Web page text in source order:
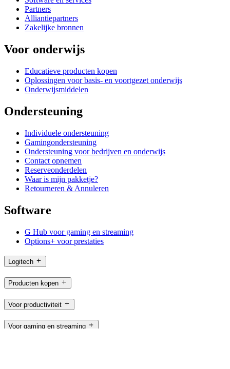
Partners
Alliantiepartners
Zakelijke bronnen
Voor onderwijs
Educatieve producten kopen
Oplossingen voor basis- en voortgezet onderwijs
Onderwijsmiddelen
Ondersteuning
Individuele ondersteuning
Gamingondersteuning
Ondersteuning voor bedrijven en onderwijs
Contact opnemen
Reserveonderdelen
Waar is mijn pakketje?
Retourneren & Annuleren
Software
G Hub voor gaming en streaming
Options+ voor prestaties
Logitech
Producten kopen
Voor productiviteit
Voor gaming en streaming